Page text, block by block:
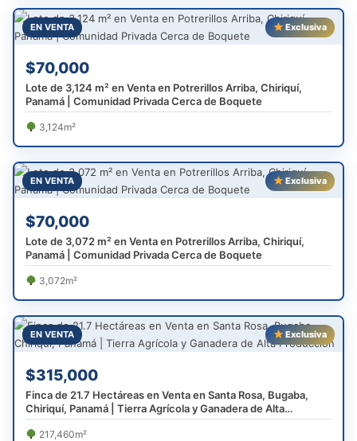
EN VENTA Exclusiva
$70,000
Lote de 3,124 m² en Venta en Potrerillos Arriba, Chiriquí,
Panamá | Comunidad Privada Cerca de Boquete
3,124m²
EN VENTA Exclusiva
$70,000
Lote de 3,072 m² en Venta en Potrerillos Arriba, Chiriquí,
Panamá | Comunidad Privada Cerca de Boquete
3,072m²
EN VENTA Exclusiva
$315,000
Finca de 21.7 Hectáreas en Venta en Santa Rosa, Bugaba,
Chiriquí, Panamá | Tierra Agrícola y Ganadera de Alta
Producción
217,460m²